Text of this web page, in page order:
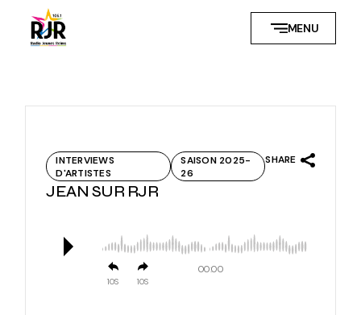
content
MENU
INTERVIEWS
D'ARTISTES
SAISON 2025-
26
JEAN SUR RJR
SHARE
10 10
00:00